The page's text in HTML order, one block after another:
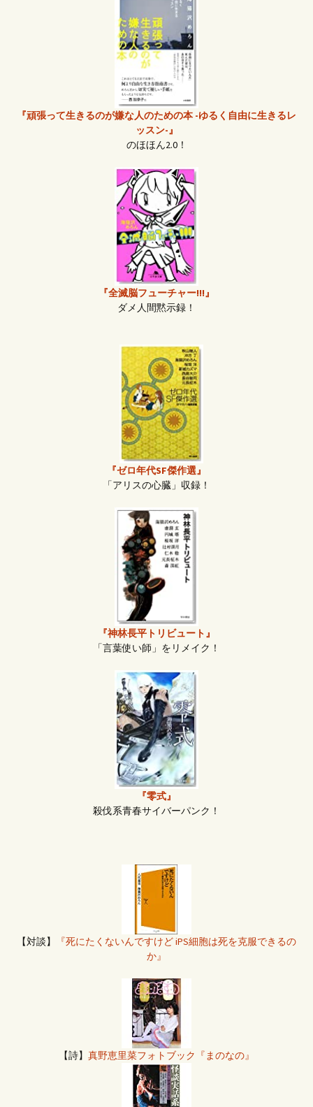
『頑張って生きるのが嫌な人のための本 -ゆるく自由に生きるレ
ッスン-』
のほほん2.0！
『全滅脳フューチャー!!!』
ダメ人間黙示録！
『ゼロ年代SF傑作選』
「アリスの心臓」収録！
『神林長平トリビュート』
「言葉使い師」をリメイク！
『零式』
殺伐系青春サイバーパンク！
【対談】
『死にたくないんですけど iPS細胞は死を克服できるの
か』
【詩】 真野恵里菜フォトブック『まのなの』